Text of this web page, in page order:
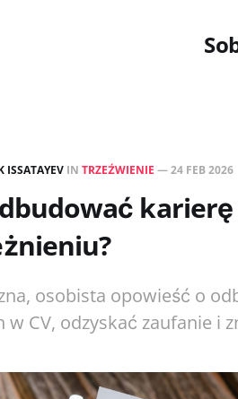
ISSATAYEV IN TRZEŹWIENIE —24 FEB 2026
osobista opowieść o
w CV, odzyskać zaufanie i